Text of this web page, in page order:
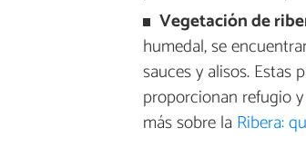
Vegetación de
humedal, se
sauces y alisos. Estas
proporcionan refugio
más sobre la Ribera: